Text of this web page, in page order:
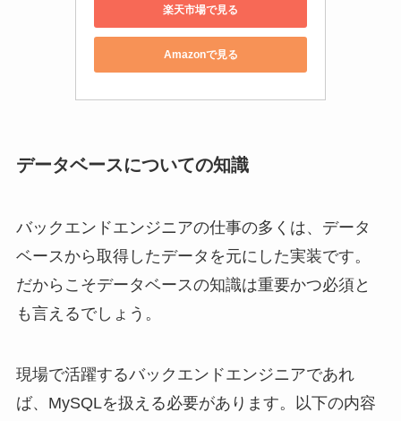
楽天市場で見る
Amazonで見る
データベースについての知識
バックエンドエンジニアの仕事の多くは、データ
ベースから取得したデータを元にした実装です。
だからこそデータベースの知識は重要かつ必須と
も言えるでしょう。
現場で活躍するバックエンドエンジニアであれ
ば、MySQLを扱える必要があります。以下の内容